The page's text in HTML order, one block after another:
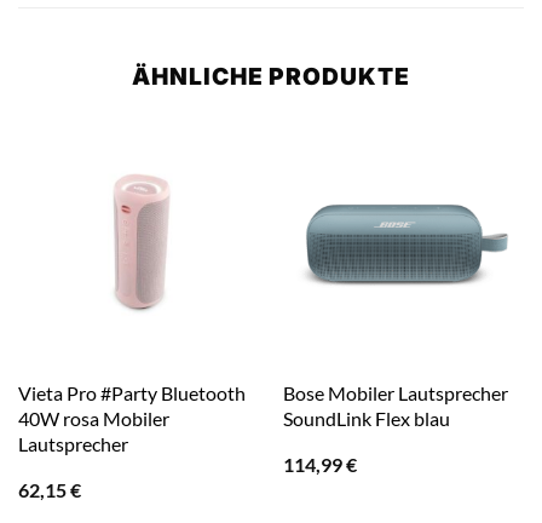
ÄHNLICHE PRODUKTE
Vieta Pro #Party Bluetooth
40W rosa Mobiler
Lautsprecher
62,15€
Bose Mobiler Lautsprecher
SoundLink Flex blau
114,99€